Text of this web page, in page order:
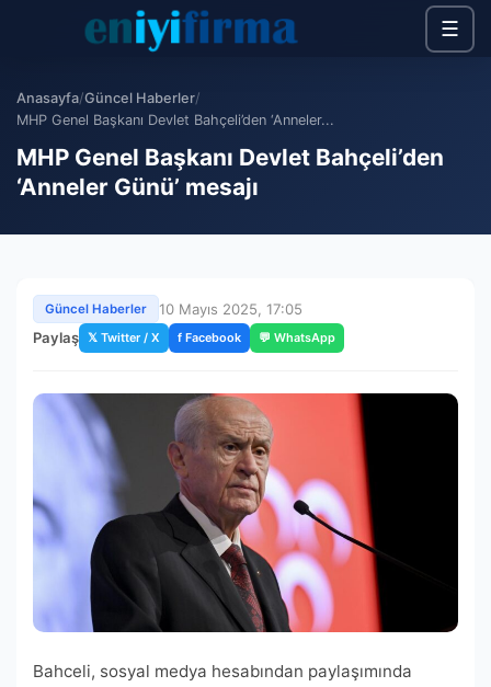
☰
Anasayfa/Güncel Haberler/
MHP Genel Başkanı Devlet Bahçeli’den ‘Anneler...
MHP Genel Başkanı Devlet Bahçeli’den
‘Anneler Günü’ mesajı
Güncel Haberler
10 Mayıs 2025, 17:05
Paylaş 𝕏 Twitter / X f Facebook 💬 WhatsApp
Bahceli, sosyal medya hesabından paylaşımında